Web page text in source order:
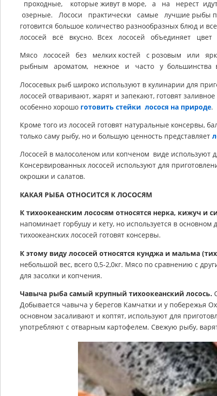
проходные, которые живут в море, а на нерест
озерные. Лососи практически самые лучшие рыбы
готовится большое количество разнообразных блюд и
лососей всё вкусно. Всех лососей объединяет
Мясо лососей без мелких костей с розовым или
рыбным ароматом, нежное и часто у большинства
Лососевых рыб широко используют в кулинарии для
лососей отваривают, жарят и запекают, готовят
особенно хорошо готовить стейки лосося на природе.
Кроме того из лососей готовят натуральные консервы,
только саму рыбу, но и большую ценность представляет
Лососей в малосоленом или копченом виде используют
Консервированных лососей используют для
окрошки и салатов.
КАКАЯ РЫБА ОТНОСИТСЯ К ЛОСОСЯМ
К тихоокеанским лососям относятся нерка, кижуч и
напоминает горбушу и кету, но используется в
тихоокеанских лососей готовят консервы.
К этому виду лососей относятся кунджа и мальма
небольшой вес, всего 0,5-2,0кг. Мясо по сравнению с
для засолки и копчения.
Чавыча рыба самый крупный тихоокеанский лосось.
Добывается чавыча у берегов Камчатки и у побережья
основном засаливают и коптят, используют для
употребляют с отварным картофелем. Свежую рыбу,